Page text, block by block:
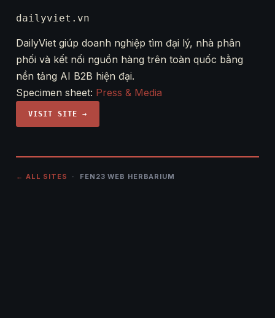
dailyviet.vn
DailyViet giúp doanh nghiệp tìm đại lý, nhà phân
phối và kết nối nguồn hàng trên toàn quốc bằng
nền tảng AI B2B hiện đại.
Specimen sheet: Press & Media
VISIT SITE →
← ALL SITES · FEN23 WEB HERBARIUM